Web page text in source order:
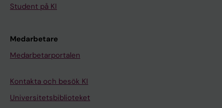
Student på KI
Medarbetare
Medarbetarportalen
Kontakta och besök KI
Universitetsbiblioteket